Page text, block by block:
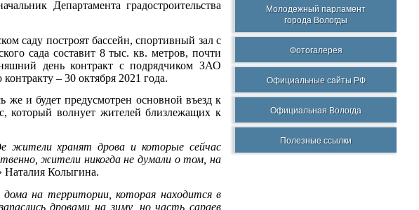
Департамента градостроительства
саду построят бассейн, спортивный зал с
сада составит 8 тыс. кв. метров, почти
день контракт с подрядчиком ЗАО
– 30 октября 2021 года.
же и будет предусмотрен основной въезд к
который волнует жителей близлежащих к
жители хранят дрова и которые сейчас
жители никогда не думали о том, на
Наталия Колыгина.
на территории, которая находится в
дровами на зиму, но часть сараев
Молодежный парламент
города Вологды
Фотогалерея
Официальные сайты РФ
Официальная Вологда
Полезные ссылки